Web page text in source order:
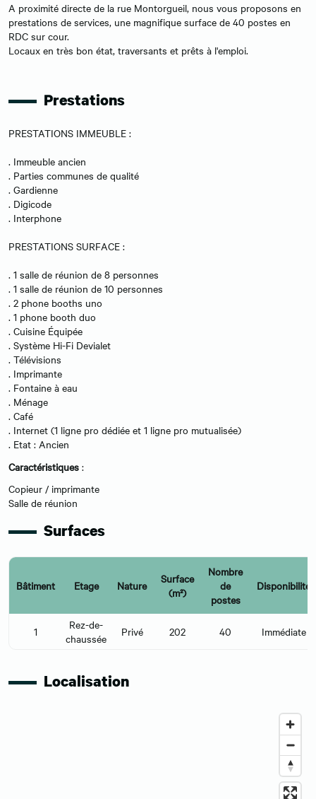
A proximité directe de la rue Montorgueil, nous vous proposons en
prestations de services, une magnifique surface de 40 postes en
RDC sur cour.
Locaux en très bon état, traversants et prêts à l'emploi.
Prestations
PRESTATIONS IMMEUBLE :
. Immeuble ancien
. Parties communes de qualité
. Gardienne
. Digicode
. Interphone
PRESTATIONS SURFACE :
. 1 salle de réunion de 8 personnes
. 1 salle de réunion de 10 personnes
. 2 phone booths uno
. 1 phone booth duo
. Cuisine Équipée
. Système Hi-Fi Devialet
. Télévisions
. Imprimante
. Fontaine à eau
. Ménage
. Café
. Internet (1 ligne pro dédiée et 1 ligne pro mutualisée)
. Etat : Ancien
Caractéristiques :
Copieur / imprimante
Salle de réunion
Surfaces
Bâtiment Etage Nature
Surface
(m²)
Nombre
de
postes
Disponibilité
1
Rez-de-
chaussée
Privé 202 40 Immédiate
Localisation